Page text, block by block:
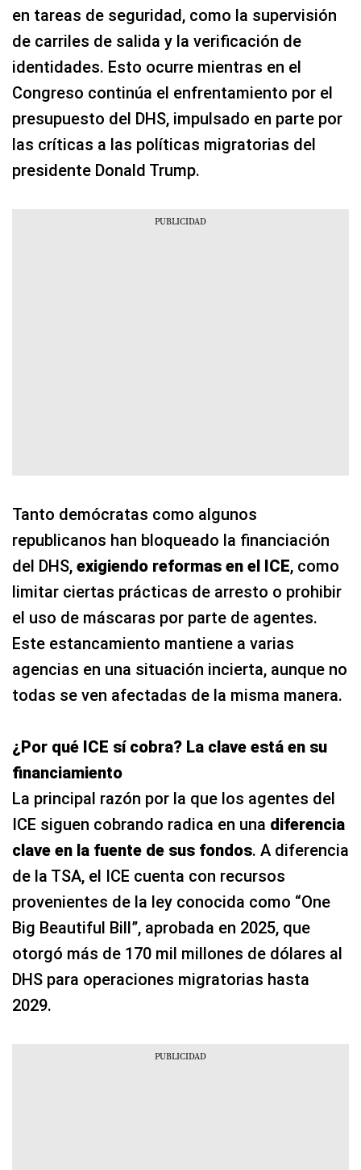
en tareas de seguridad, como la supervisión
de carriles de salida y la verificación de
identidades. Esto ocurre mientras en el
Congreso continúa el enfrentamiento por el
presupuesto del DHS, impulsado en parte por
las críticas a las políticas migratorias del
presidente Donald Trump.
Tanto demócratas como algunos
republicanos han bloqueado la financiación
del DHS, exigiendo reformas en el ICE, como
limitar ciertas prácticas de arresto o prohibir
el uso de máscaras por parte de agentes.
Este estancamiento mantiene a varias
agencias en una situación incierta, aunque no
todas se ven afectadas de la misma manera.
¿Por qué ICE sí cobra? La clave está en su
financiamiento
La principal razón por la que los agentes del
ICE siguen cobrando radica en una diferencia
clave en la fuente de sus fondos. A diferencia
de la TSA, el ICE cuenta con recursos
provenientes de la ley conocida como “One
Big Beautiful Bill”, aprobada en 2025, que
otorgó más de 170 mil millones de dólares al
DHS para operaciones migratorias hasta
2029.